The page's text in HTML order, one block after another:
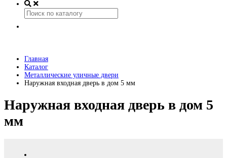
Главная
Каталог
Металлические уличные двери
Наружная входная дверь в дом 5 мм
Наружная входная дверь в дом 5
мм